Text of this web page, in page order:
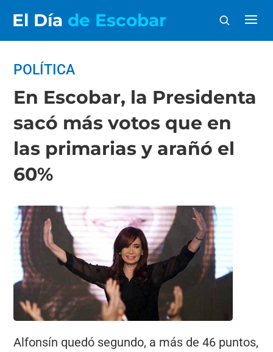
El Día de Escobar
POLÍTICA
En Escobar, la Presidenta
sacó más votos que en
las primarias y arañó el
60%
Alfonsín quedó segundo, a más de 46 puntos,